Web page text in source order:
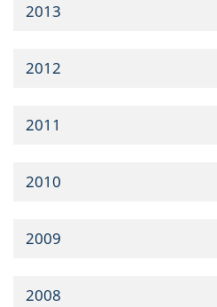
2013
2012
2011
2010
2009
2008